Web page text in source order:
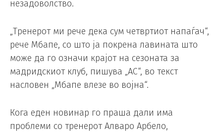
незадоволство.
„Тренерот ми рече дека сум четвртиот напаѓач“,
рече Мбапе, со што ја покрена лавината што
може да го означи крајот на сезоната за
мадридскиот клуб, пишува „АС“, во текст
насловен „Мбапе влезе во војна“.
Кога еден новинар го праша дали има
проблеми со тренерот Алваро Арбело,